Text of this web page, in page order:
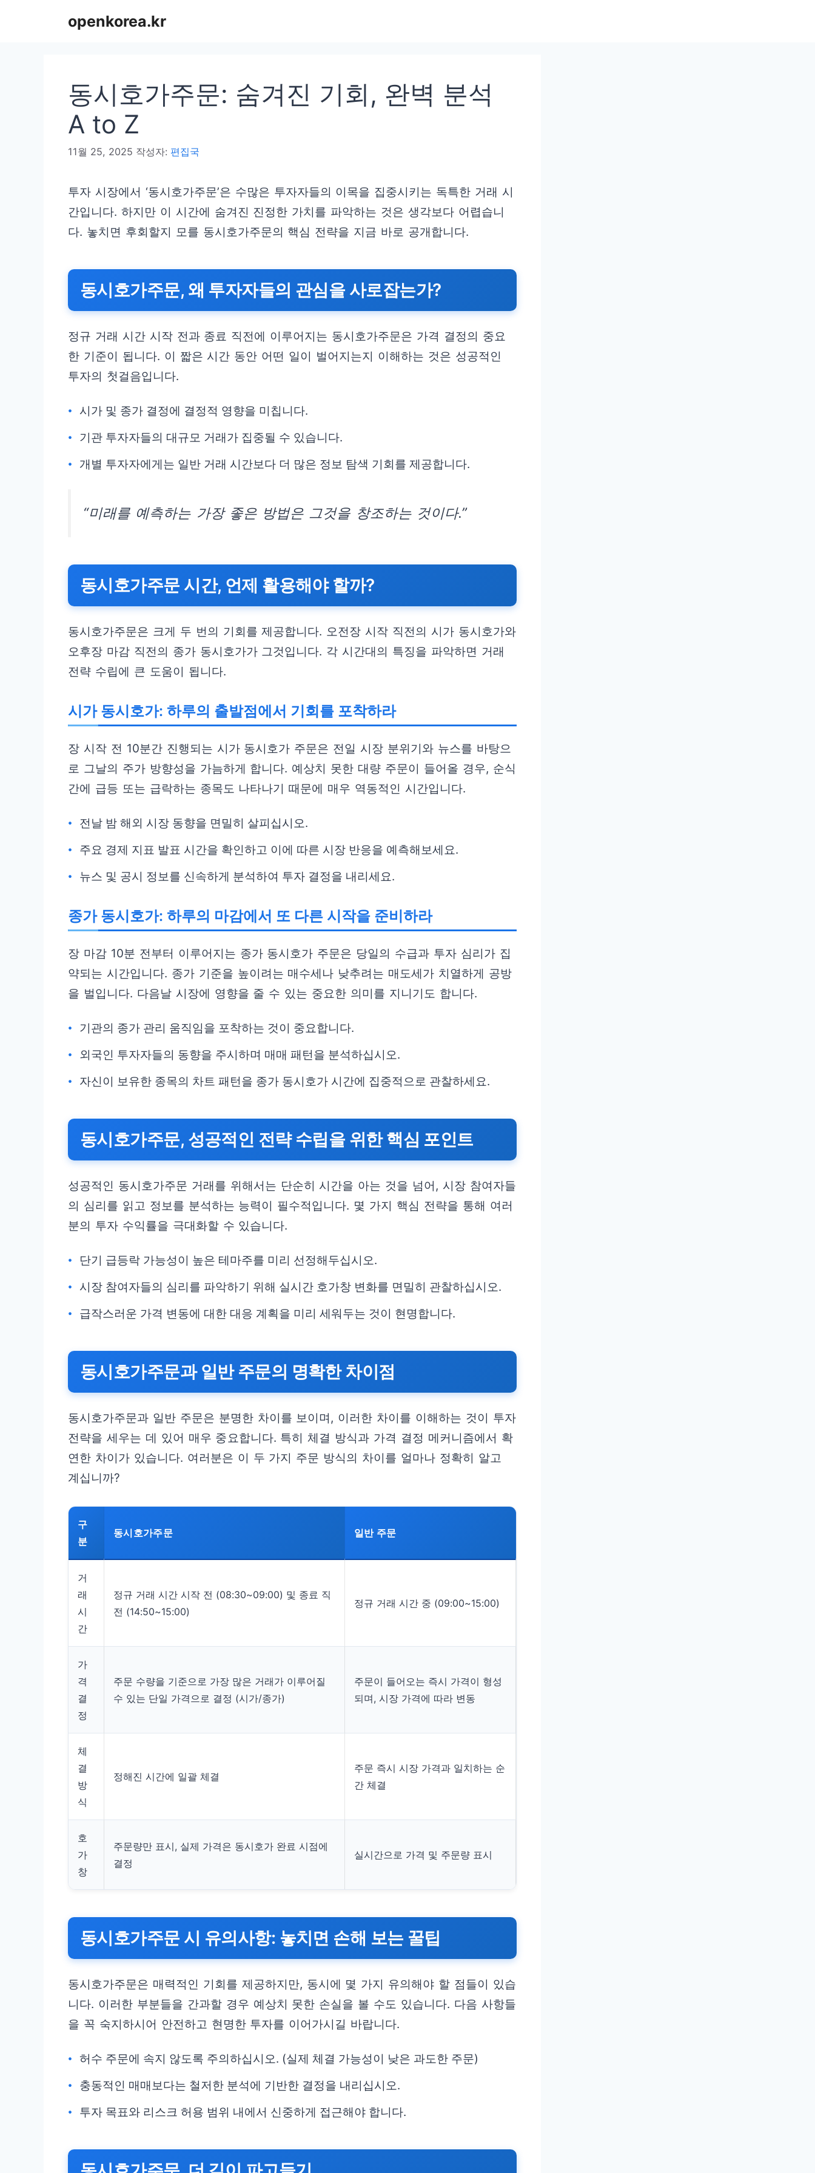
openkorea.kr
동시호가주문: 숨겨진 기회, 완벽 분석
A to Z
11월 25, 2025 작성자: 편집국
투자 시장에서 ‘동시호가주문’은 수많은 투자자들의 이목을 집중시키는 독특한 거래 시
간입니다. 하지만 이 시간에 숨겨진 진정한 가치를 파악하는 것은 생각보다 어렵습니
다. 놓치면 후회할지 모를 동시호가주문의 핵심 전략을 지금 바로 공개합니다.
동시호가주문, 왜 투자자들의 관심을 사로잡는가?
정규 거래 시간 시작 전과 종료 직전에 이루어지는 동시호가주문은 가격 결정의 중요
한 기준이 됩니다. 이 짧은 시간 동안 어떤 일이 벌어지는지 이해하는 것은 성공적인
투자의 첫걸음입니다.
시가 및 종가 결정에 결정적 영향을 미칩니다.
기관 투자자들의 대규모 거래가 집중될 수 있습니다.
개별 투자자에게는 일반 거래 시간보다 더 많은 정보 탐색 기회를 제공합니다.
“미래를 예측하는 가장 좋은 방법은 그것을 창조하는 것이다.”
동시호가주문 시간, 언제 활용해야 할까?
동시호가주문은 크게 두 번의 기회를 제공합니다. 오전장 시작 직전의 시가 동시호가와
오후장 마감 직전의 종가 동시호가가 그것입니다. 각 시간대의 특징을 파악하면 거래
전략 수립에 큰 도움이 됩니다.
시가 동시호가: 하루의 출발점에서 기회를 포착하라
장 시작 전 10분간 진행되는 시가 동시호가 주문은 전일 시장 분위기와 뉴스를 바탕으
로 그날의 주가 방향성을 가늠하게 합니다. 예상치 못한 대량 주문이 들어올 경우, 순식
간에 급등 또는 급락하는 종목도 나타나기 때문에 매우 역동적인 시간입니다.
전날 밤 해외 시장 동향을 면밀히 살피십시오.
주요 경제 지표 발표 시간을 확인하고 이에 따른 시장 반응을 예측해보세요.
뉴스 및 공시 정보를 신속하게 분석하여 투자 결정을 내리세요.
종가 동시호가: 하루의 마감에서 또 다른 시작을 준비하라
장 마감 10분 전부터 이루어지는 종가 동시호가 주문은 당일의 수급과 투자 심리가 집
약되는 시간입니다. 종가 기준을 높이려는 매수세나 낮추려는 매도세가 치열하게 공방
을 벌입니다. 다음날 시장에 영향을 줄 수 있는 중요한 의미를 지니기도 합니다.
기관의 종가 관리 움직임을 포착하는 것이 중요합니다.
외국인 투자자들의 동향을 주시하며 매매 패턴을 분석하십시오.
자신이 보유한 종목의 차트 패턴을 종가 동시호가 시간에 집중적으로 관찰하세요.
동시호가주문, 성공적인 전략 수립을 위한 핵심 포인트
성공적인 동시호가주문 거래를 위해서는 단순히 시간을 아는 것을 넘어, 시장 참여자들
의 심리를 읽고 정보를 분석하는 능력이 필수적입니다. 몇 가지 핵심 전략을 통해 여러
분의 투자 수익률을 극대화할 수 있습니다.
단기 급등락 가능성이 높은 테마주를 미리 선정해두십시오.
시장 참여자들의 심리를 파악하기 위해 실시간 호가창 변화를 면밀히 관찰하십시오.
급작스러운 가격 변동에 대한 대응 계획을 미리 세워두는 것이 현명합니다.
동시호가주문과 일반 주문의 명확한 차이점
동시호가주문과 일반 주문은 분명한 차이를 보이며, 이러한 차이를 이해하는 것이 투자
전략을 세우는 데 있어 매우 중요합니다. 특히 체결 방식과 가격 결정 메커니즘에서 확
연한 차이가 있습니다. 여러분은 이 두 가지 주문 방식의 차이를 얼마나 정확히 알고
계십니까?
구
분
동시호가주문 일반 주문
거
래
시
간
정규 거래 시간 시작 전 (08:30~09:00) 및 종료 직
전 (14:50~15:00)
정규 거래 시간 중 (09:00~15:00)
가
격
결
정
주문 수량을 기준으로 가장 많은 거래가 이루어질
수 있는 단일 가격으로 결정 (시가/종가)
주문이 들어오는 즉시 가격이 형성
되며, 시장 가격에 따라 변동
체
결
방
식
정해진 시간에 일괄 체결
주문 즉시 시장 가격과 일치하는 순
간 체결
호
가
창
주문량만 표시, 실제 가격은 동시호가 완료 시점에
결정
실시간으로 가격 및 주문량 표시
동시호가주문 시 유의사항: 놓치면 손해 보는 꿀팁
동시호가주문은 매력적인 기회를 제공하지만, 동시에 몇 가지 유의해야 할 점들이 있습
니다. 이러한 부분들을 간과할 경우 예상치 못한 손실을 볼 수도 있습니다. 다음 사항들
을 꼭 숙지하시어 안전하고 현명한 투자를 이어가시길 바랍니다.
허수 주문에 속지 않도록 주의하십시오. (실제 체결 가능성이 낮은 과도한 주문)
충동적인 매매보다는 철저한 분석에 기반한 결정을 내리십시오.
투자 목표와 리스크 허용 범위 내에서 신중하게 접근해야 합니다.